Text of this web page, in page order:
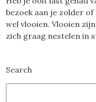
bezoek aan je zolder
wel vlooien. Vlooien
zich graag nestelen in
Search